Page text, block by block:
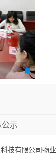
公示
技有限公司物